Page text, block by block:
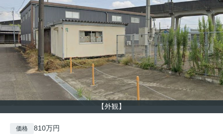
【外観】
価格 810万円